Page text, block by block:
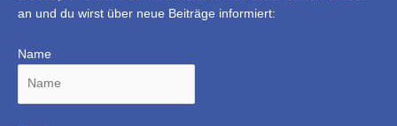
an und du wirst über neue Beiträge informiert:
Name